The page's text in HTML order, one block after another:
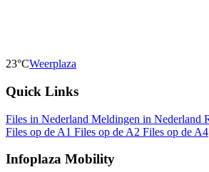
23°CWeerplaza
Quick Links
Files in Nederland Meldingen in Nederland
Files op de A1 Files op de A2 Files op de A4
Infoplaza Mobility